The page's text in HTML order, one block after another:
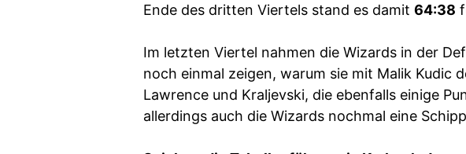
Ende des dritten Viertels stand es damit 64:38
Im letzten Viertel nahmen die Wizards in der
noch einmal zeigen, warum sie mit Malik Kudic
Lawrence und Kraljevski, die ebenfalls einige
allerdings auch die Wizards nochmal eine